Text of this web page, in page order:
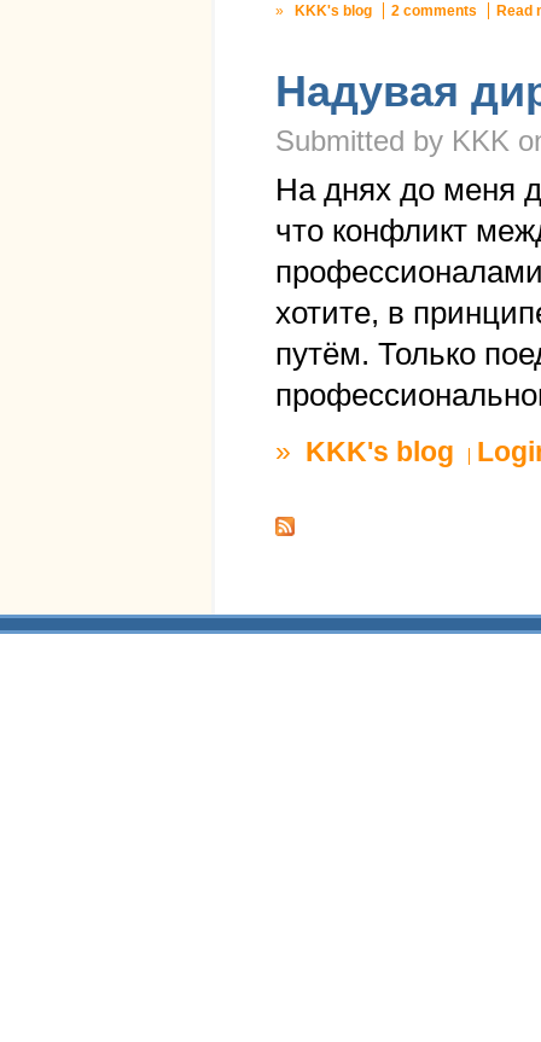
» KKK's blog 2 comments Read
Надувая
Submitted by KKK
На днях до меня
что конфликт
хотите, в
путём. Только
» KKK's blog